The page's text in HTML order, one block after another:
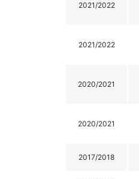
2021/2022
2021/2022
2020/2021
2020/2021
2017/2018